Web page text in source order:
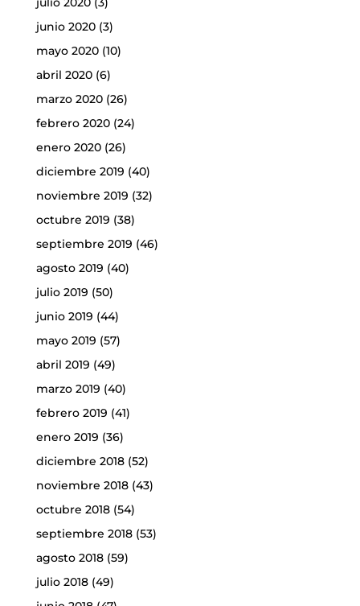
junio 2020(3)
mayo 2020(10)
abril 2020(6)
marzo 2020(26)
febrero 2020(24)
enero 2020(26)
diciembre 2019 (40)
noviembre 2019 (32)
octubre 2019 (38)
septiembre 2019 (46)
agosto 2019 (40)
julio 2019 (50)
junio 2019 (44)
mayo 2019 (57)
abril 2019 (49)
marzo 2019 (40)
febrero 2019 (41)
enero 2019 (36)
diciembre 2018(52)
noviembre 2018(43)
octubre 2018(54)
septiembre 2018(53)
agosto 2018(59)
julio 2018(49)